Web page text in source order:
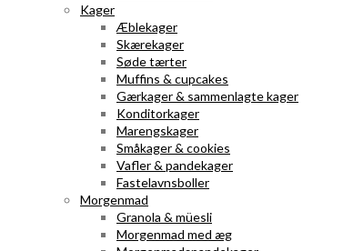
Kager
Æblekager
Skærekager
Søde tærter
Muffins & cupcakes
Gærkager & sammenlagte kager
Konditorkager
Marengskager
Småkager & cookies
Vafler & pandekager
Fastelavnsboller
Morgenmad
Granola & müesli
Morgenmad med æg